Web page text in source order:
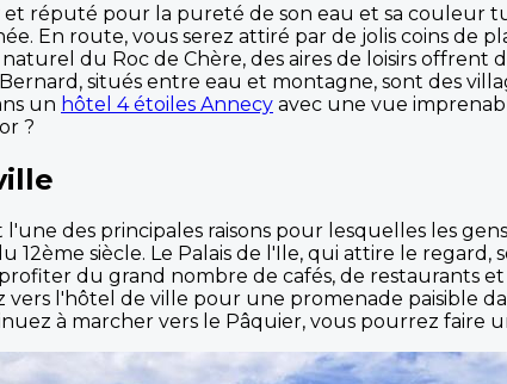
et réputé pour la pureté de son eau et sa couleur
En route, vous serez attiré par de jolis coins
du Roc de Chère, des aires de loisirs
situés entre eau et montagne, sont des
un hôtel 4 étoiles Annecy avec une vue
?
l'une des principales raisons pour lesquelles les
12ème siècle. Le Palais de l'Ile, qui attire le
du grand nombre de cafés, de restaurants
vers l'hôtel de ville pour une promenade paisible
à marcher vers le Pâquier, vous pourrez